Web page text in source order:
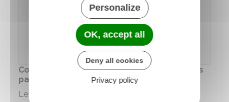
Accéder au service en ligne
Ministère chargé de l'éducation
Communication avec les représentants des
parents d'élèves
Les
Personalize
OK, accept all
Deny all cookies
Privacy policy